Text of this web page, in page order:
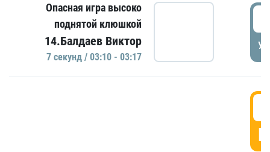
Опасная игра высоко
поднятой клюшкой
14.Балдаев Виктор
7 секунд / 03:10 - 03:17